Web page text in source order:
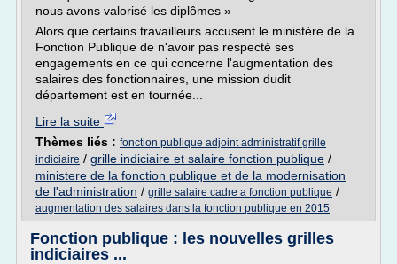
nous avons valorisé les diplômes »
Alors que certains travailleurs accusent le ministère de la
Fonction Publique de n'avoir pas respecté ses
engagements en ce qui concerne l'augmentation des
salaires des fonctionnaires, une mission dudit
département est en tournée...
Lire la suite
Thèmes liés : fonction publique adjoint administratif grille
indiciaire / grille indiciaire et salaire fonction publique /
ministere de la fonction publique et de la modernisation
de l'administration / grille salaire cadre a fonction publique /
augmentation des salaires dans la fonction publique en 2015
Fonction publique : les nouvelles grilles
indiciaires ...